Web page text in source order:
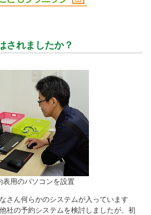
されましたか？
用のパソコンを設置
さん何らかのシステムが入っています
社の予約システムを検討しましたが、初